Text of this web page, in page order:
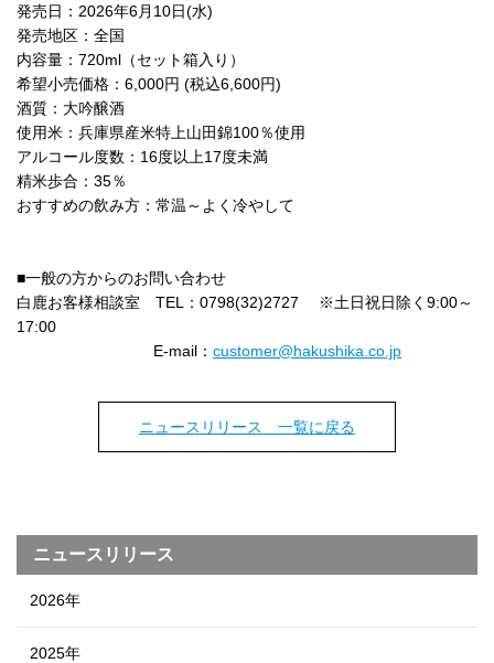
発売日：2026年6月10日(水)
発売地区：全国
内容量：720ml（セット箱入り）
希望小売価格：6,000円 (税込6,600円)
酒質：大吟醸酒
使用米：兵庫県産米特上山田錦100％使用
アルコール度数：16度以上17度未満
精米歩合：35％
おすすめの飲み方：常温～よく冷やして
■一般の方からのお問い合わせ
白鹿お客様相談室 TEL：0798(32)2727 ※土日祝日除く9:00～
17:00
E-mail： customer@hakushika.co.jp
ニュースリリース 一覧に戻る
ニュースリリース
2026年
2025年